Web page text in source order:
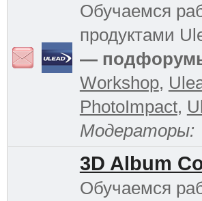
Обучаемся
продуктами
—
Workshop,
PhotoImpact,
Модераторы:
3D Album
Обучаемся